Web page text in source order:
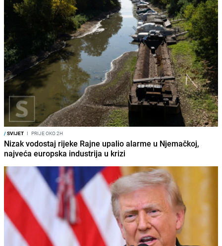
/SVIJET I PRIJE OKO 2H
Nizak vodostaj rijeke Rajne upalio alarme u Njemačkoj,
najveća europska industrija u krizi